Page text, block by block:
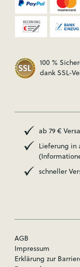
100 %
dank SSL-
ab 79 €
Lieferung in
schneller
AGB
Impressum
Erklärung zur